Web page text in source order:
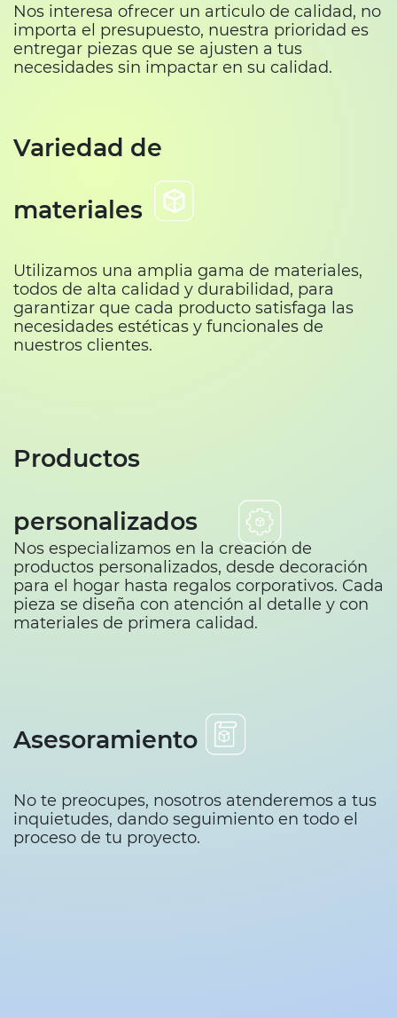
Nos interesa ofrecer un articulo de calidad, no
importa el presupuesto, nuestra prioridad es
entregar piezas que se ajusten a tus
necesidades sin impactar en su calidad.
Variedad de
materiales
Utilizamos una amplia gama de materiales,
todos de alta calidad y durabilidad, para
garantizar que cada producto satisfaga las
necesidades estéticas y funcionales de
nuestros clientes.
Productos
personalizados
Nos especializamos en la creación de
productos personalizados, desde decoración
para el hogar hasta regalos corporativos. Cada
pieza se diseña con atención al detalle y con
materiales de primera calidad.
Asesoramiento
No te preocupes, nosotros atenderemos a tus
inquietudes, dando seguimiento en todo el
proceso de tu proyecto.